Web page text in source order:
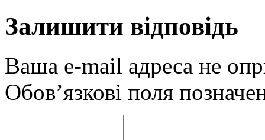
Залишити відповідь
Ваша e-mail адреса не
Обов’язкові поля